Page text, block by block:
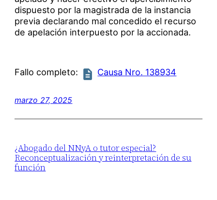
dispuesto por la magistrada de la instancia
previa declarando mal concedido el recurso
de apelación interpuesto por la accionada.
Fallo completo: Causa Nro. 138934
marzo 27, 2025
¿Abogado del NNyA o tutor especial?
Reconceptualización y reinterpretación de su
función